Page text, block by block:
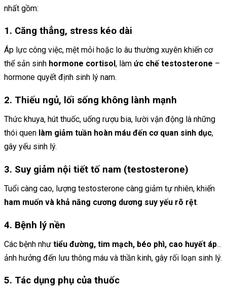
nhất gồm:
1. Căng thẳng, stress kéo dài
Áp lực công việc, mệt mỏi hoặc lo âu thường xuyên khiến cơ
thể sản sinh hormone cortisol , làm ức chế testosterone –
hormone quyết định sinh lý nam.
2. Thiếu ngủ, lối sống không lành mạnh
Thức khuya, hút thuốc, uống rượu bia, lười vận động là những
thói quen làm giảm tuần hoàn máu đến cơ quan sinh dục,
gây yếu sinh lý.
3. Suy giảm nội tiết tố nam (testosterone)
Tuổi càng cao, lượng testosterone càng giảm tự nhiên, khiến
ham muốn và khả năng cương dương suy yếu rõ rệt.
4. Bệnh lý nền
Các bệnh như tiểu đường, tim mạch, béo phì, cao huyết áp...
ảnh hưởng đến lưu thông máu và thần kinh, gây rối loạn sinh lý.
5. Tác dụng phụ của thuốc